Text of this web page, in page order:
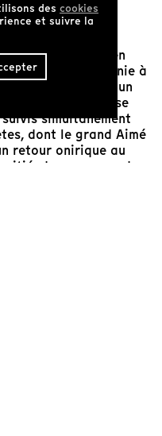
Impossible de
ou un récit
Dane Komljen
et d'insomnie à
rêve la liberté d'un
se mêlent et se
simultanément
dont le grand Aimé
retour onirique au
de guerre ou de
des cookies
et suivre la